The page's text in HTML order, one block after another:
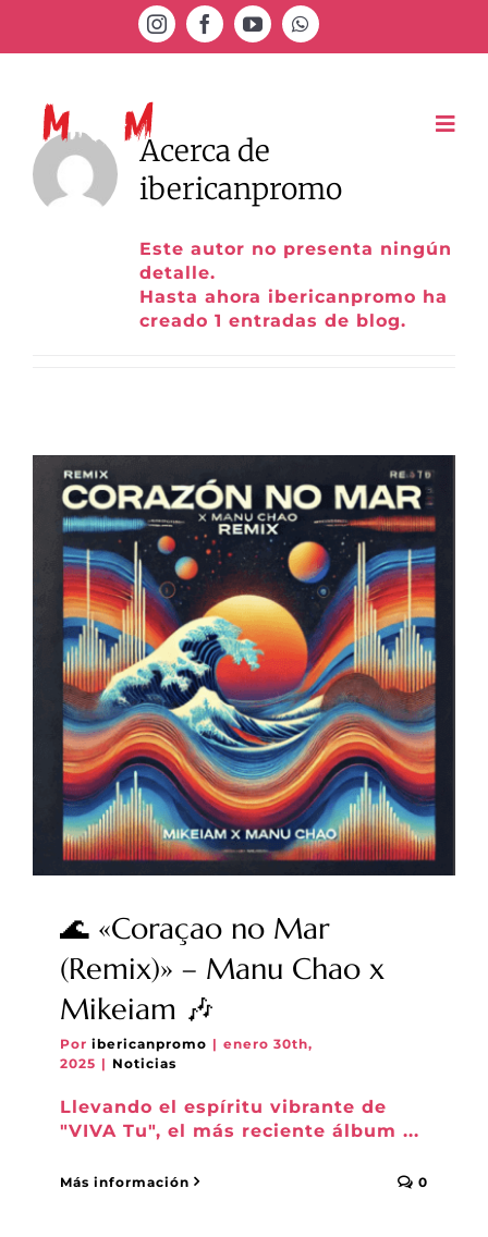
contenido
Acerca de
ibericanpromo
Este autor no presenta ningún
detalle.
Hasta ahora ibericanpromo ha
creado 1 entradas de blog.
🌊 «Coraçao no Mar
(Remix)» – Manu Chao x
Mikeiam 🎶
Por ibericanpromo | enero 30th,
2025 | Noticias
Llevando el espíritu vibrante de
"VIVA Tu", el más reciente álbum ...
Más información 0